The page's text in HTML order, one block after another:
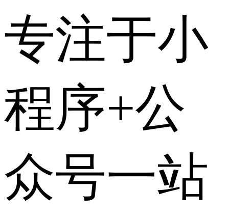
专注于小
程序+公
众号一站